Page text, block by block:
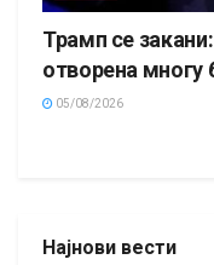
Трамп се
отворена многу
05/08/2026
Најнови вести